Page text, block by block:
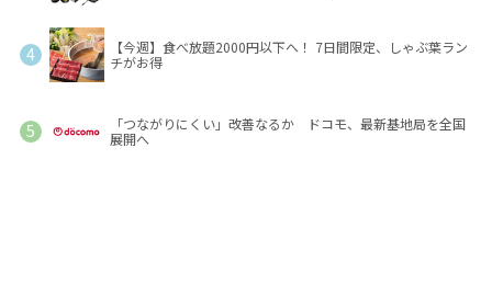
【今週】食べ放題2000円以下へ！ 7日間限定、しゃぶ葉ラン
チがお得
「つながりにくい」改善なるか ドコモ、最新基地局を全国
展開へ